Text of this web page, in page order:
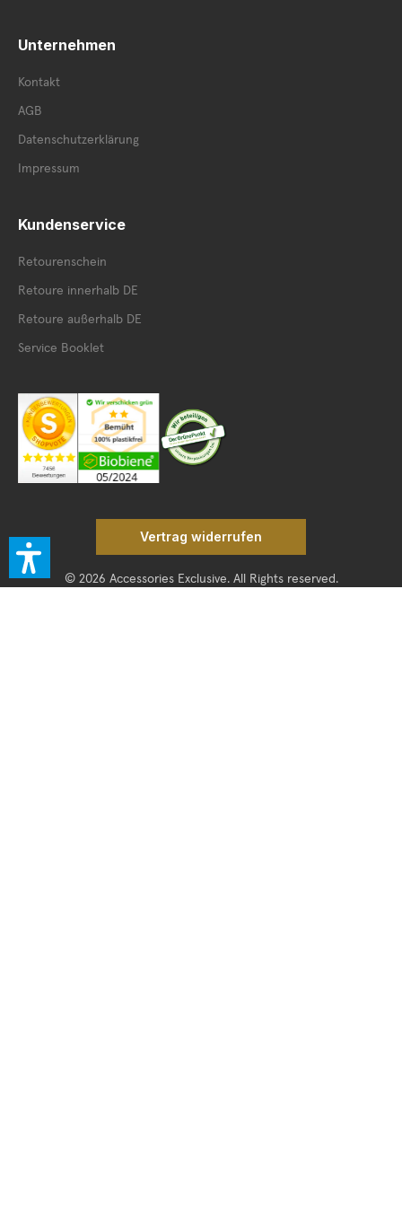
Unternehmen
Kontakt
AGB
Datenschutzerklärung
Impressum
Kundenservice
Retourenschein
Retoure innerhalb DE
Retoure außerhalb DE
Service Booklet
Vertrag widerrufen
© 2026 Accessories Exclusive. All Rights reserved.